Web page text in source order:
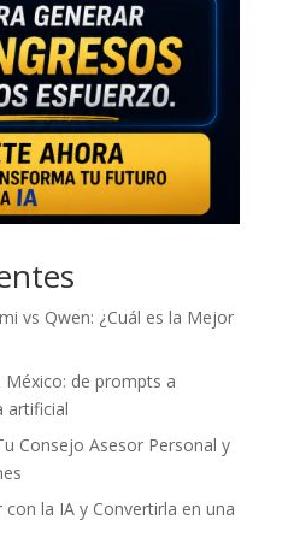
vs Qwen: ¿Cuál es la Mejor
de prompts a
artificial
Consejo Asesor Personal y
la IA y Convertirla en una